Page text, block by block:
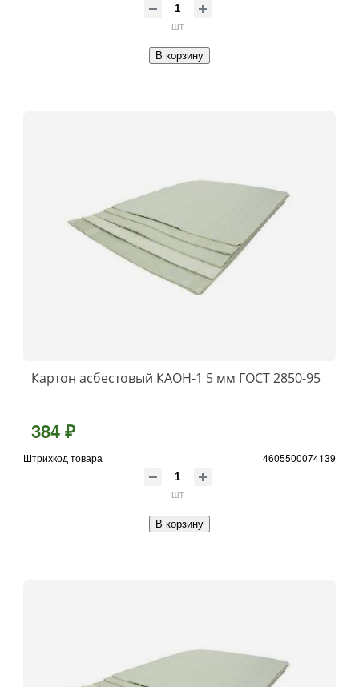
шт
В корзину
Картон асбестовый КАOН-1 5 мм ГОСТ 2850-95
384 ₽
Штрихкод товара 4605500074139
шт
В корзину